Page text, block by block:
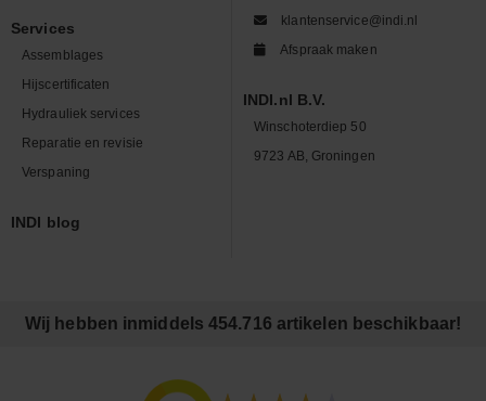
Services
Assemblages
Hijscertificaten
Hydrauliek services
Reparatie en revisie
Verspaning
INDI blog
klantenservice@indi.nl
Afspraak maken
INDI.nl B.V.
Winschoterdiep 50
9723 AB, Groningen
Wij hebben inmiddels 454.716 artikelen beschikbaar!